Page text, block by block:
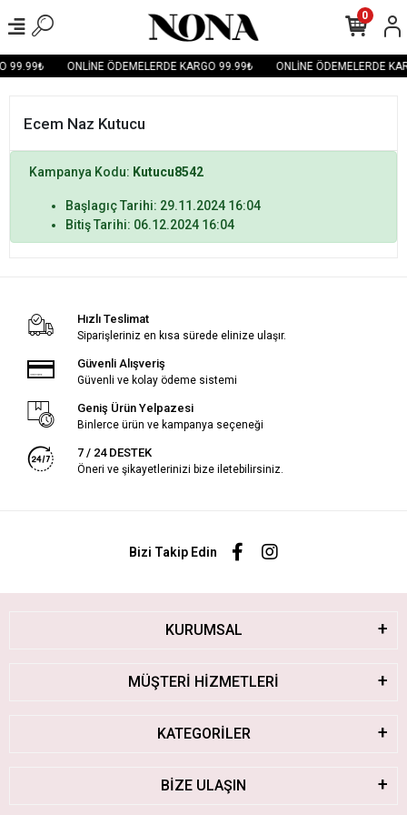
99.99₺ ONLİNE ÖDEMELERDE KARGO 99.99₺ ONLİNE ÖDEMELERDE
0
Ecem Naz Kutucu
Kampanya Kodu: Kutucu8542
Başlagıç Tarihi: 29.11.2024 16:04
Bitiş Tarihi: 06.12.2024 16:04
Hızlı Teslimat
Siparişleriniz en kısa sürede elinize ulaşır.
Güvenli Alışveriş
Güvenli ve kolay ödeme sistemi
Geniş Ürün Yelpazesi
Binlerce ürün ve kampanya seçeneği
7 / 24 DESTEK
Öneri ve şikayetlerinizi bize iletebilirsiniz.
Bizi Takip Edin
KURUMSAL
MÜŞTERİ HİZMETLERİ
KATEGORİLER
BİZE ULAŞIN